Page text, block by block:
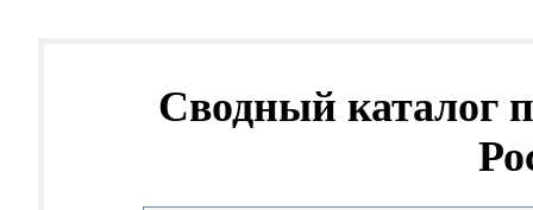
Сводный каталог